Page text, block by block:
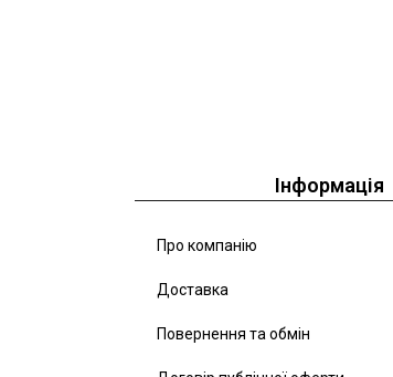
Інформація
Про компанію
Доставка
Повернення та обмін